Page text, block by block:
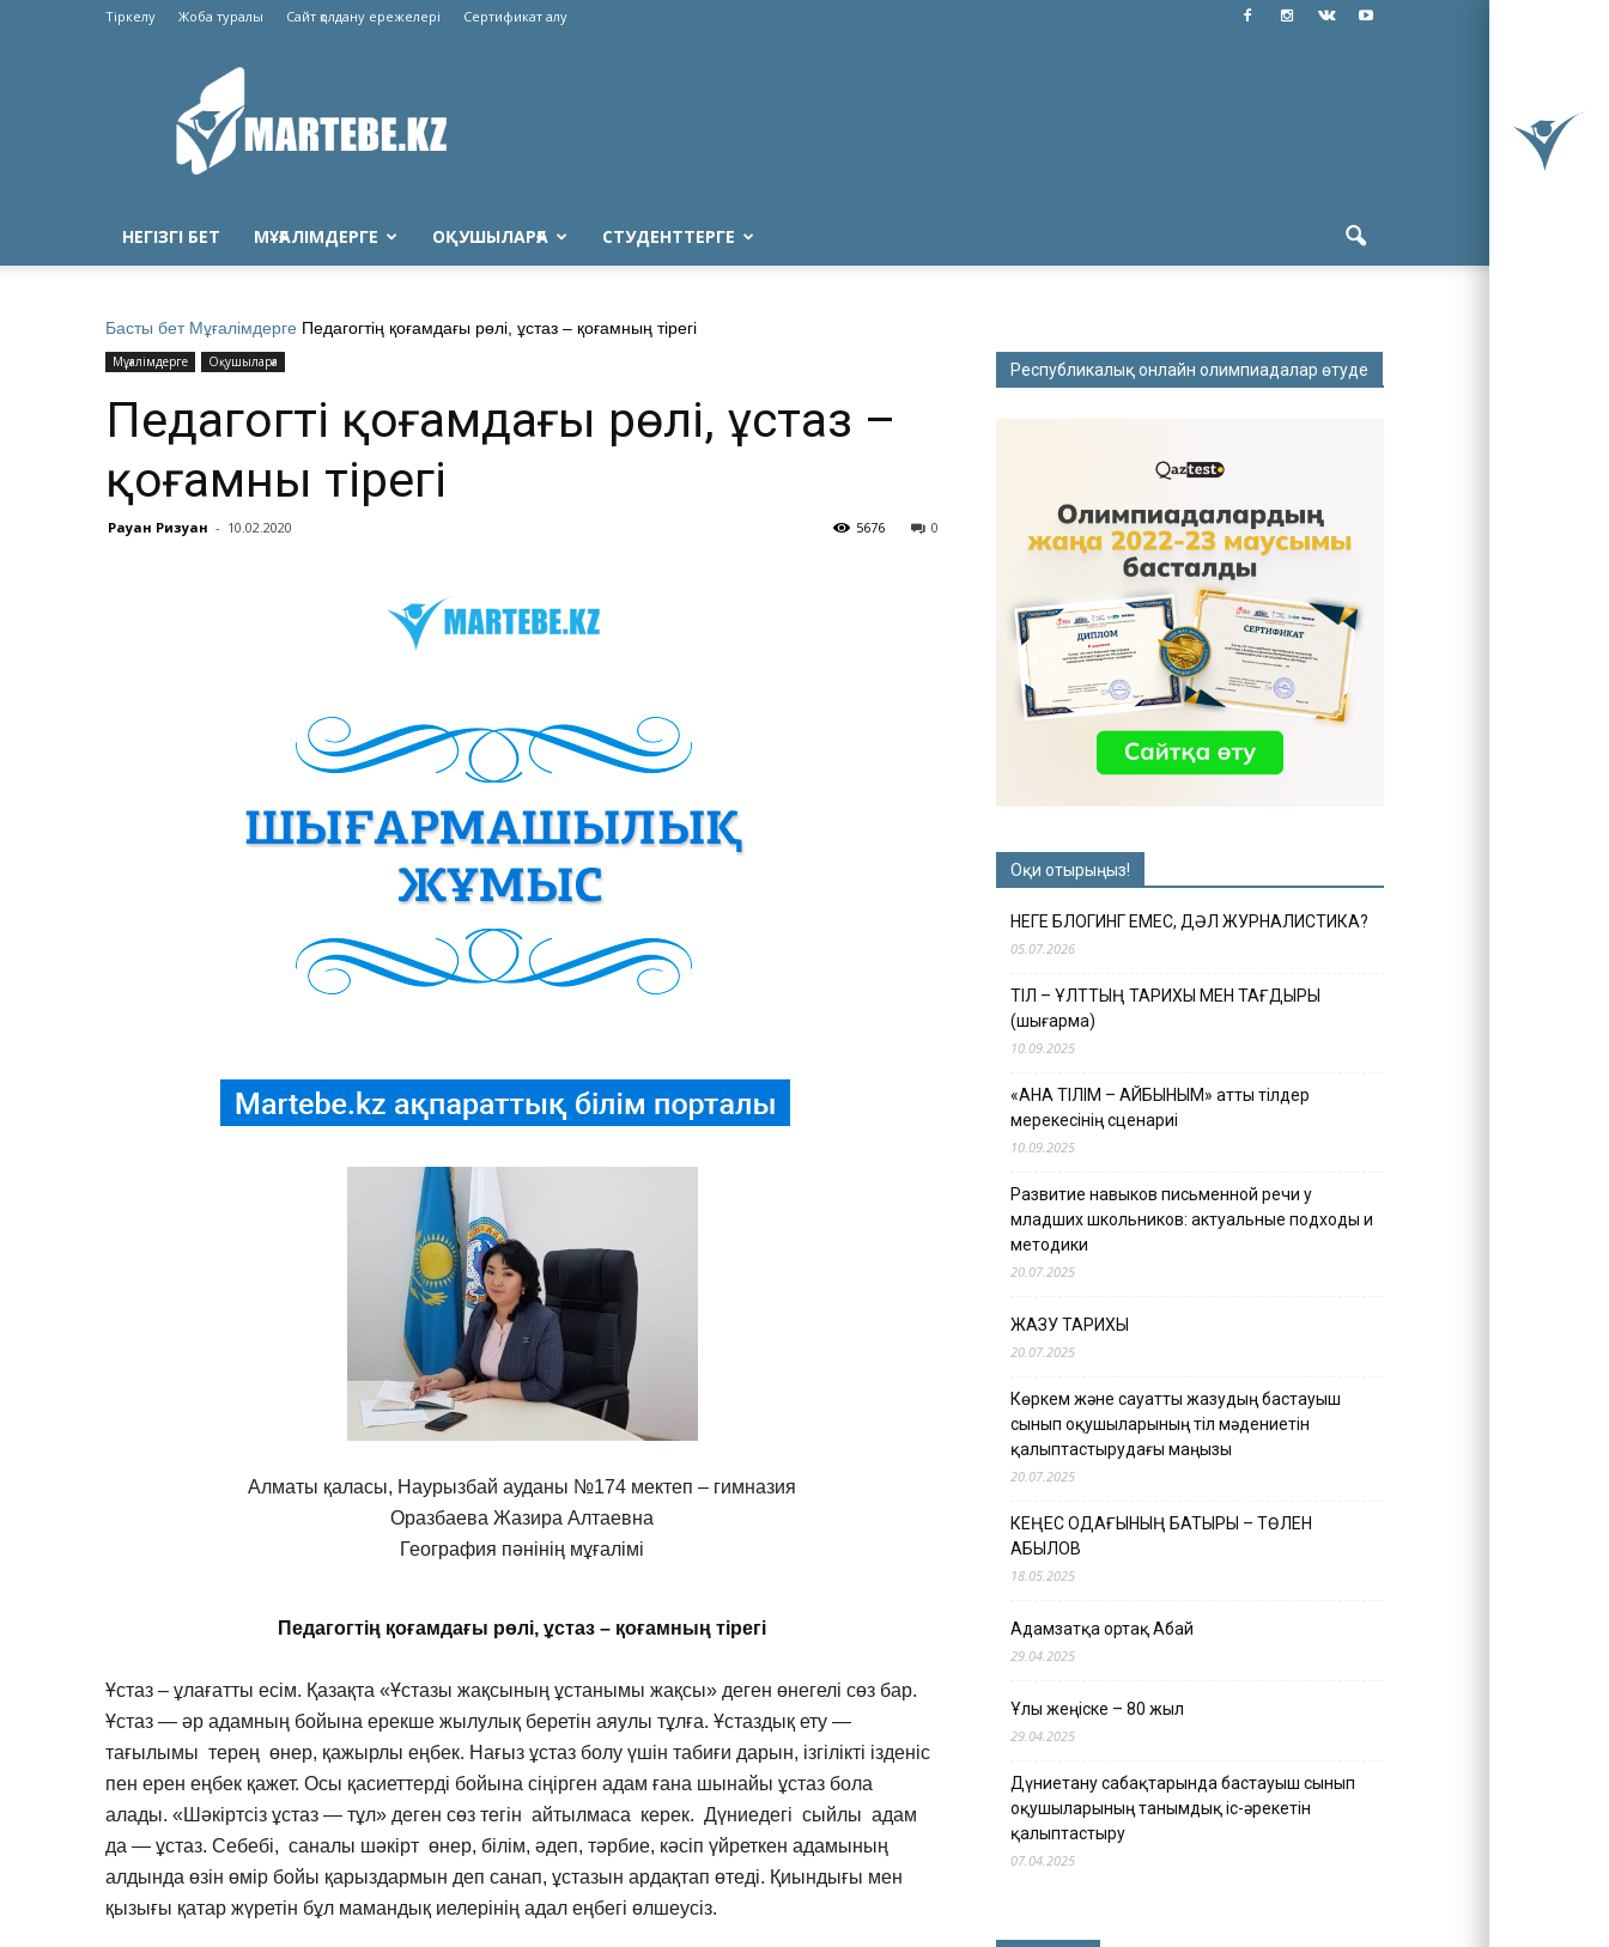
Тіркелу Жоба туралы Сайт қолдану ережелері Сертификат алу
Martebe.kz
білім
сайты
НЕГІЗГІ БЕТ МҰҒАЛІМДЕРГЕ ОҚУШЫЛАРҒА СТУДЕНТТЕРГЕ
Басты бет Мұғалімдерге Педагогтің қоғамдағы рөлі, ұстаз – қоғамның тірегі
Мұғалімдерге Оқушыларға
Педагогтің қоғамдағы рөлі, ұстаз –
қоғамның тірегі
Рауан Ризуан - 10.02.2020 0
5676
Алматы қаласы, Наурызбай ауданы №174 мектеп – гимназия
Оразбаева Жазира Алтаевна
География пәнінің мұғалімі
Педагогтің қоғамдағы рөлі, ұстаз – қоғамның тірегі
Ұстаз – ұлағатты есім. Қазақта «Ұстазы жақсының ұстанымы жақсы» деген өнегелі сөз бар.
Ұстаз — әр адамның бойына ерекше жылулық беретін аяулы тұлға. Ұстаздық ету —
тағылымы терең өнер, қажырлы еңбек. Нағыз ұстаз болу үшін табиғи дарын, ізгілікті ізденіс
пен ерен еңбек қажет. Осы қасиеттерді бойына сіңірген адам ғана шынайы ұстаз бола
алады. «Шәкіртсіз ұстаз — тұл» деген сөз тегін айтылмаса керек. Дүниедегі сыйлы адам
да — ұстаз. Себебі, саналы шәкірт өнер, білім, әдеп, тәрбие, кәсіп үйреткен адамының
алдында өзін өмір бойы қарыздармын деп санап, ұстазын ардақтап өтеді. Қиындығы мен
қызығы қатар жүретін бұл мамандық иелерінің адал еңбегі өлшеусіз.
Республикалық онлайн олимпиадалар өтуде
Оқи отырыңыз!
НЕГЕ БЛОГИНГ ЕМЕС, ДӘЛ ЖУРНАЛИСТИКА?
05.07.2026
ТІЛ – ҰЛТТЫҢ ТАРИХЫ МЕН ТАҒДЫРЫ
(шығарма)
10.09.2025
«АНА ТІЛІМ – АЙБЫНЫМ» атты тілдер
мерекесінің сценариі
10.09.2025
Развитие навыков письменной речи у
младших школьников: актуальные подходы и
методики
20.07.2025
ЖАЗУ ТАРИХЫ
20.07.2025
Көркем және сауатты жазудың бастауыш
сынып оқушыларының тіл мәдениетін
қалыптастырудағы маңызы
20.07.2025
КЕҢЕС ОДАҒЫНЫҢ БАТЫРЫ – ТӨЛЕН
ҚАБЫЛОВ
18.05.2025
Адамзатқа ортақ Абай
29.04.2025
Ұлы жеңіске – 80 жыл
29.04.2025
Дүниетану сабақтарында бастауыш сынып
оқушыларының танымдық іс-әрекетін
қалыптастыру
07.04.2025